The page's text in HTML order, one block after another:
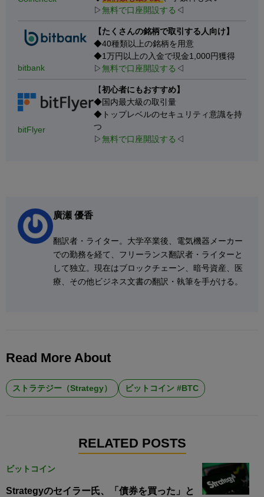
▷無料で口座開設する ◁
bitbank
【たくさんの銘柄で取引する人向け】
◆40種類以上の銘柄を用意
◆1万円以上の入金で現金1,000円獲得
▷無料で口座開設する ◁
bitFlyer
【初心者にもおすすめ】
◆国内最大級の取引量
◆トップレベルのセキュリティ意識を持
つ
▷無料で口座開設する ◁
廣瀬 優香
翻訳者・ライター。大学卒業後、電気機器メーカー
での勤務を経て、フリーランス翻訳者・ライターと
して独立。現在はブロックチェーン、暗号資産、医
療、その他ビジネス文書の翻訳・執筆を手がける。
Read More About
ストラテジー（Strategy） ビットコイン #BTC
RELATED POSTS
ビットコイン
Strategyのセイラー氏、「債券を買った」と